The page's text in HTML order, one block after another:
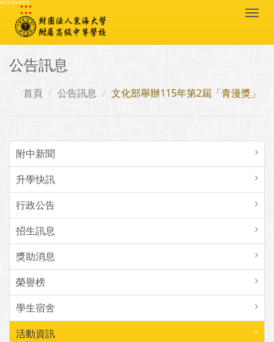
跳到主要內容區塊
:::
公告訊息
首頁 公告訊息 文化部舉辦115年第2屆「青漫獎」
附中新聞
升學快訊
行政公告
招生訊息
獎助消息
榮譽榜
學生宿舍
活動資訊